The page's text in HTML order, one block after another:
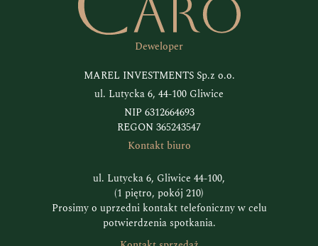
Deweloper
MAREL INVESTMENTS Sp.z o.o.
ul. Lutycka 6, 44-100 Gliwice
NIP 6312664693
REGON 365243547
Kontakt biuro
ul. Lutycka 6, Gliwice 44-100,
(1 piętro, pokój 210)
Prosimy o uprzedni kontakt telefoniczny w celu
potwierdzenia spotkania.